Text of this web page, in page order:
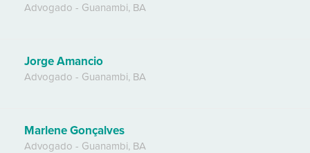
Advogado - Guanambi, BA
Jorge Amancio
Advogado - Guanambi, BA
Marlene Gonçalves
Advogado - Guanambi, BA